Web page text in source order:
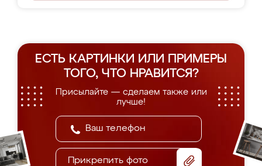
ЕСТЬ КАРТИНКИ ИЛИ ПРИМЕРЫ
ТОГО, ЧТО НРАВИТСЯ?
Присылайте — сделаем также или
лучше!
Прикрепить фото